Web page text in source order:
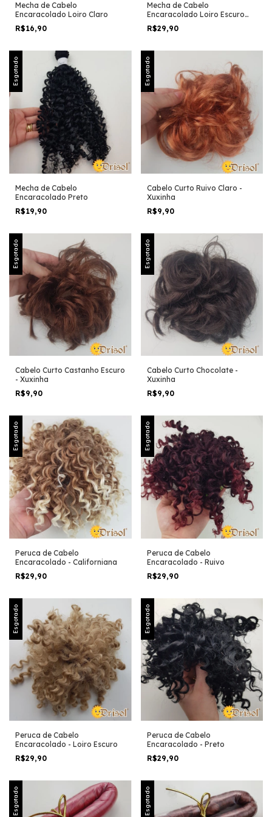
Mecha de Cabelo
Encaracolado Loiro Claro
R$16,90
Mecha de Cabelo
Encaracolado Loiro Escuro
Com Californiana
R$29,90
Esgotado
Mecha de Cabelo
Encaracolado Preto
R$19,90
Esgotado
Cabelo Curto Ruivo Claro -
Xuxinha
R$9,90
Esgotado
Cabelo Curto Castanho Escuro
- Xuxinha
R$9,90
Esgotado
Cabelo Curto Chocolate -
Xuxinha
R$9,90
Esgotado
Peruca de Cabelo
Encaracolado - Californiana
R$29,90
Esgotado
Peruca de Cabelo
Encaracolado - Ruivo
R$29,90
Esgotado
Peruca de Cabelo
Encaracolado - Loiro Escuro
R$29,90
Esgotado
Peruca de Cabelo
Encaracolado - Preto
R$29,90
Esgotado Esgotado